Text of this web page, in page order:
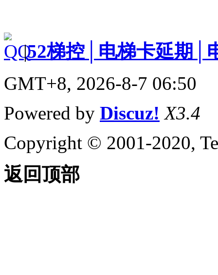
|52梯控│电梯卡延期│
GMT+8, 2026-8-7 06:50
Powered by Discuz! X3.4
Copyright © 2001-2020,
返回顶部